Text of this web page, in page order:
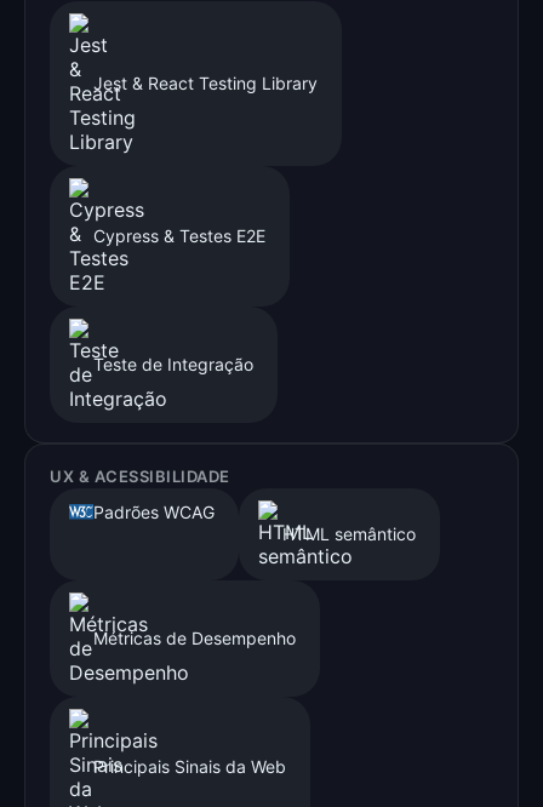
Jest & React Testing Library
Cypress & Testes E2E
Teste de Integração
UX & ACESSIBILIDADE
Padrões WCAG
HTML semântico
Métricas de Desempenho
Principais Sinais da Web